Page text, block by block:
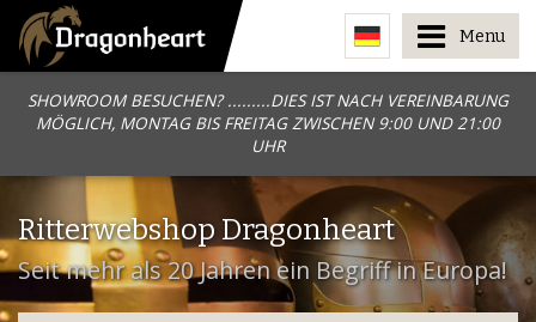
SHOWROOM BESUCHEN? .........DIES IST NACH VEREINBARUNG
MÖGLICH, MONTAG BIS FREITAG ZWISCHEN 9:00 UND 21:00
UHR
Menu
Ritterwebshop Dragonheart
Seit mehr als 20 Jahren ein Begriff in Europa!